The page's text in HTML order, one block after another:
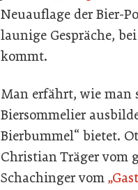
Neuauflage der Bier-
launige Gespräche,
kommt.
Man erfährt, wie man
Biersommelier
Bierbummel“ bietet.
Christian Träger vom
Schachinger vom